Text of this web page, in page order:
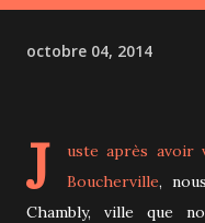
octobre 04, 2014
J uste après avoir
Boucherville,
Chambly, ville que